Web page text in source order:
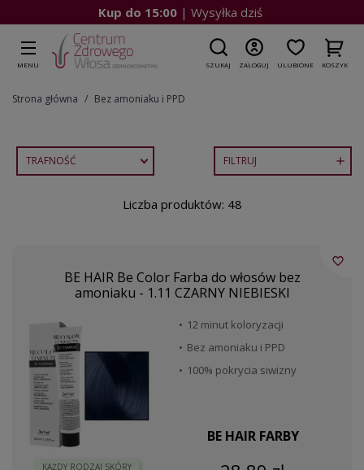
Kup do 15:00 | Wysyłka dziś
MENU SZUKAJ ZALOGUJ ULUBIONE KOSZYK
Strona główna Bez amoniaku i PPD
TRAFNOŚĆ FILTRUJ 
Liczba produktów: 48
BE HAIR Be Color Farba do włosów bez
amoniaku - 1.11 CZARNY NIEBIESKI
KAŻDY RODZAJ SKÓRY
12 minut koloryzacji
Bez amoniaku i PPD
100% pokrycia siwizny
BE HAIR FARBY
favorite_border